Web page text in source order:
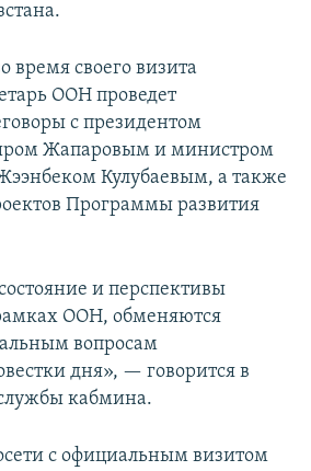
время своего визита
ООН проведет
с президентом
Жапаровым и министром
Кулубаевым, а также
Программы развития
и перспективы
ООН, обменяются
вопросам
дня», — говорится в
кабмина.
с официальным визитом